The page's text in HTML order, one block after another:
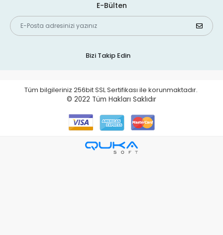
E-Bülten
Bizi Takip Edin
Tüm bilgileriniz 256bit SSL Sertifikası ile korunmaktadır.
© 2022 Tüm Hakları Saklıdır